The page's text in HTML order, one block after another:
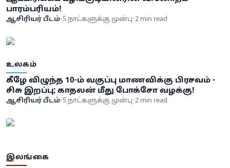
பாரம்பரியம்!
ஆசிரியர் பீடம்•5 நாட்களுக்கு முன்பு•2 min read
உலகம்
கீழே விழுந்த 10-ம் வகுப்பு மாணவிக்கு பிரசவம் -
சிசு இறப்பு; காதலன் மீது போக்சோ வழக்கு!
ஆசிரியர் பீடம்•5 நாட்களுக்கு முன்பு•2 min read
இலங்கை